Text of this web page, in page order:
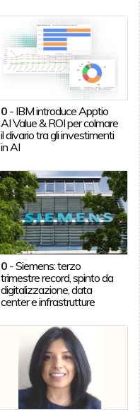
0 - IBM introduce Apptio
AI Value & ROI per colmare
il divario tra gli investimenti
in AI
0 -Siemens: terzo
trimestre record, spinto da
digitalizzazione, data
center e infrastrutture